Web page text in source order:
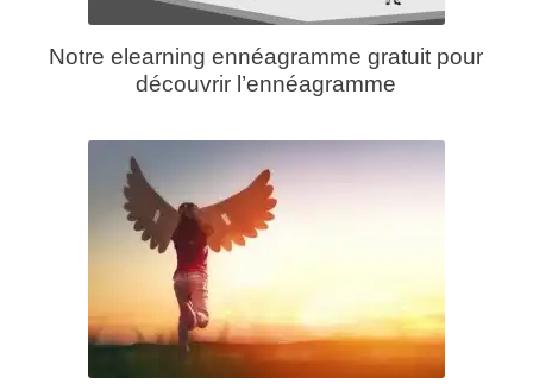
Notre elearning ennéagramme gratuit pour
découvrir l’ennéagramme